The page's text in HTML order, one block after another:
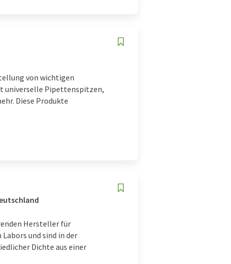
von wichtigen
universelle Pipettenspitzen,
Diese Produkte
Hersteller für
und sind in der
Dichte aus einer